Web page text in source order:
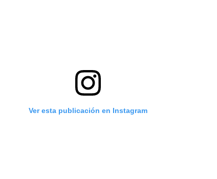
Ver esta publicación en Instagram